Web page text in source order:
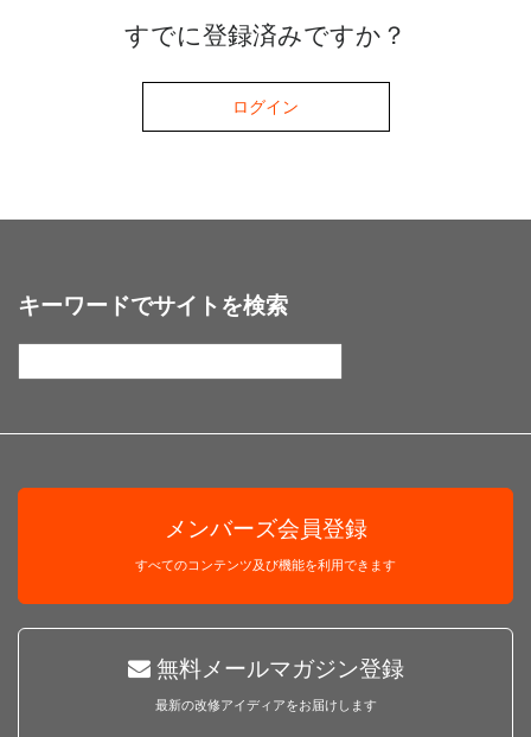
すでに登録済みですか？
ログイン
キーワードでサイトを検索
メンバーズ会員登録
すべてのコンテンツ及び機能を利用できます
無料メールマガジン登録
最新の改修アイディアをお届けします